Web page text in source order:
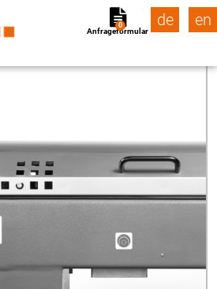
Anfrageformular
0 de en